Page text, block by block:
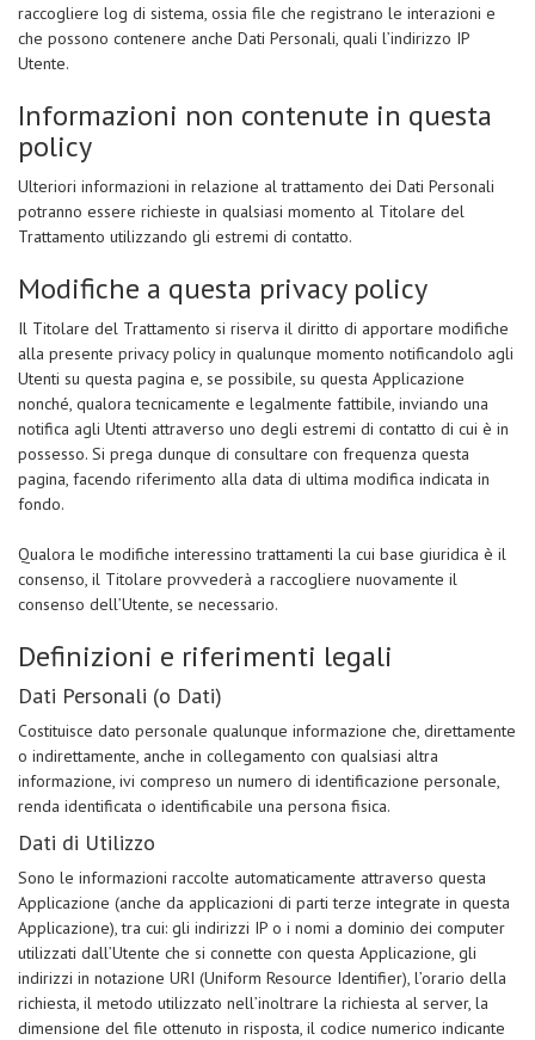
raccogliere log di sistema, ossia file che registrano le interazioni e
che possono contenere anche Dati Personali, quali l’indirizzo IP
Utente.
Informazioni non contenute in questa
policy
Ulteriori informazioni in relazione al trattamento dei Dati Personali
potranno essere richieste in qualsiasi momento al Titolare del
Trattamento utilizzando gli estremi di contatto.
Modifiche a questa privacy policy
Il Titolare del Trattamento si riserva il diritto di apportare modifiche
alla presente privacy policy in qualunque momento notificandolo agli
Utenti su questa pagina e, se possibile, su questa Applicazione
nonché, qualora tecnicamente e legalmente fattibile, inviando una
notifica agli Utenti attraverso uno degli estremi di contatto di cui è in
possesso. Si prega dunque di consultare con frequenza questa
pagina, facendo riferimento alla data di ultima modifica indicata in
fondo.
Qualora le modifiche interessino trattamenti la cui base giuridica è il
consenso, il Titolare provvederà a raccogliere nuovamente il
consenso dell’Utente, se necessario.
Definizioni e riferimenti legali
Dati Personali (o Dati)
Costituisce dato personale qualunque informazione che, direttamente
o indirettamente, anche in collegamento con qualsiasi altra
informazione, ivi compreso un numero di identificazione personale,
renda identificata o identificabile una persona fisica.
Dati di Utilizzo
Sono le informazioni raccolte automaticamente attraverso questa
Applicazione (anche da applicazioni di parti terze integrate in questa
Applicazione), tra cui: gli indirizzi IP o i nomi a dominio dei computer
utilizzati dall’Utente che si connette con questa Applicazione, gli
indirizzi in notazione URI (Uniform Resource Identifier), l’orario della
richiesta, il metodo utilizzato nell’inoltrare la richiesta al server, la
dimensione del file ottenuto in risposta, il codice numerico indicante